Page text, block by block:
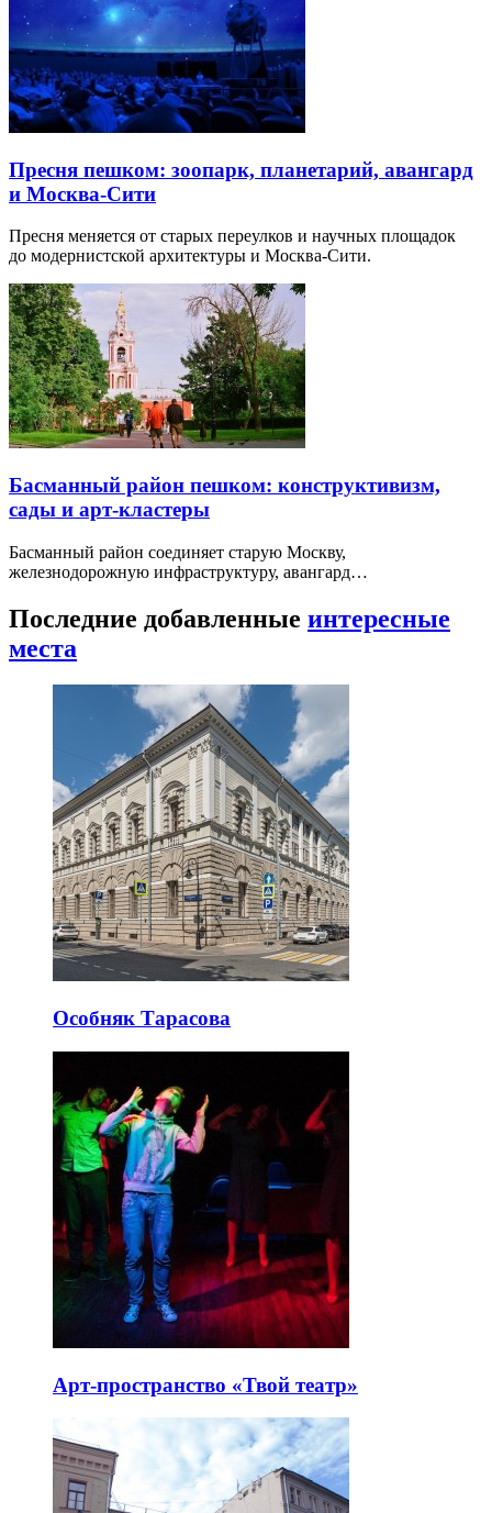
Пресня пешком: зоопарк, планетарий, авангард
и Москва-Сити
Пресня меняется от старых переулков и научных площадок
до модернистской архитектуры и Москва-Сити.
Басманный район пешком: конструктивизм,
сады и арт-кластеры
Басманный район соединяет старую Москву,
железнодорожную инфраструктуру, авангард…
Последние добавленные интересные
места
Особняк Тарасова
Арт-пространство «Твой театр»